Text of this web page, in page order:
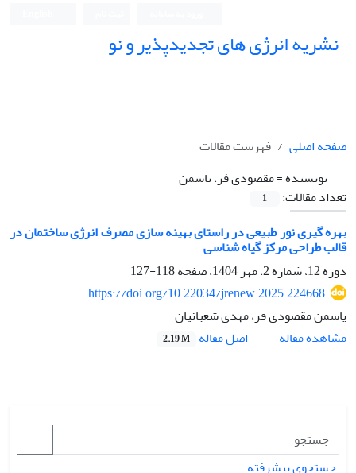
نشریه انرژی های تجدیدپذیر و نو
صفحه اصلی
فهرست مقالات
نویسنده =مقصودی فر، یاسمن
تعداد مقالات:
1
بهره گیری نور طبیعی در راستای بهینه سازی مصرف انرژی ساختمان در
قالب طراحی مرکز گیاه شناسی
دوره 12، شماره 2، مهر 1404، صفحه
118-127
https://doi.org/10.22034/jrenew.2025.224668
یاسمن مقصودی فر، مهدی شعبانیان
مشاهده مقاله
اصل مقاله 2.19 M
جستجوی پیشرفته